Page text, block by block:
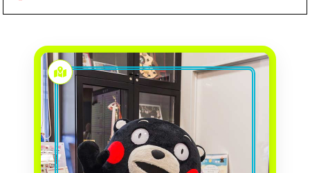
KUMAMON
KUMAMON
MIZUNO MANABU
(DESIGNER) ET KOYAMA
KUNDŌ (SCÉNARISTE)
NAISSANCE
2010/03/12
PREMIÈRE
CAMPAGNE